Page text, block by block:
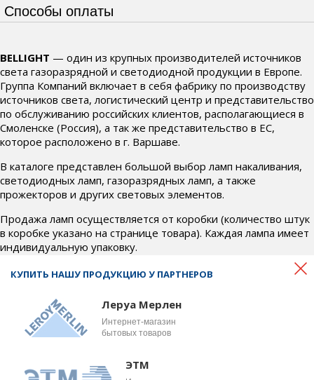
Способы оплаты
BELLIGHT — один из крупных производителей источников
света газоразрядной и светодиодной продукции в Европе.
Группа Компаний включает в себя фабрику по производству
источников света, логистический центр и представительство
по обслуживанию российских клиентов, располагающиеся в
Смоленске (Россия), а так же представительство в ЕС,
которое расположено в г. Варшаве.
В каталоге представлен большой выбор ламп накаливания,
светодиодных ламп, газоразрядных ламп, а также
прожекторов и других световых элементов.
Продажа ламп осуществляется от коробки (количество штук
в коробке указано на странице товара). Каждая лампа имеет
индивидуальную упаковку.
Если у Вас возникли вопросы по товару, условиям доставки и
или почтеoffice@bel-svet.ru. Наши менеджеры ответят на
все интересующие вопросы и подберут для вас
оптимальные условия.
КУПИТЬ НАШУ ПРОДУКЦИЮ У ПАРТНЕРОВ
Леруа Мерлен
Интернет-магазин
бытовых товаров
ЭТМ